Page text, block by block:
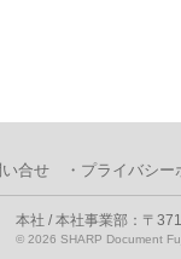
い合せ ・プライバシ
本社 / 本社事業部：〒
© 2026 SHARP Document